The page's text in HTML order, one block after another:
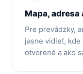
Mapa,
Pre prevádzky,
jasne vidieť, kde
otvorené a ako